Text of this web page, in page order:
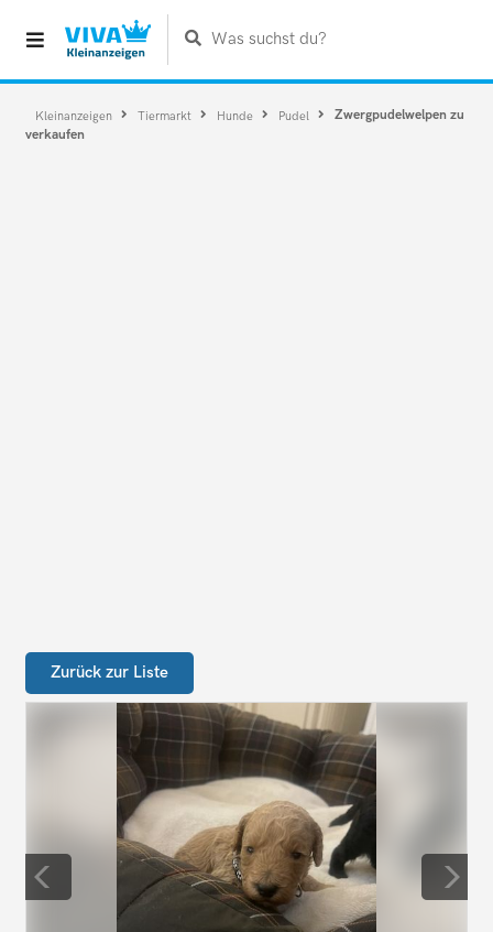
Was suchst du?
Kleinanzeigen Tiermarkt Hunde Pudel
Zwergpudelwelpen zu
verkaufen
Zurück zur Liste